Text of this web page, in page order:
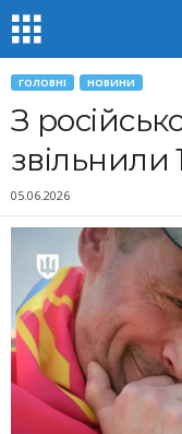
ГОЛОВНІ НОВИНИ
З
звільнили
05.06.2026